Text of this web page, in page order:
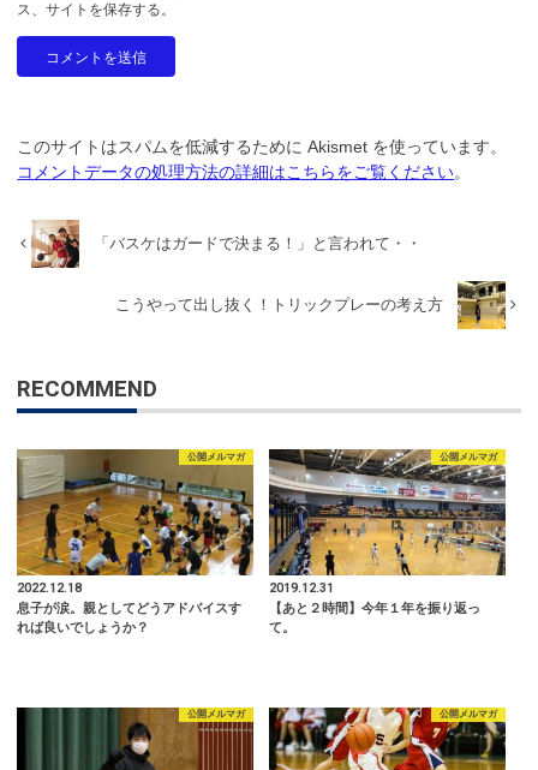
ス、サイトを保存する。
このサイトはスパムを低減するために Akismet を使っています。
コメントデータの処理方法の詳細はこちらをご覧ください。
「バスケはガードで決まる！」と言われて・・
こうやって出し抜く！トリックプレーの考え方
RECOMMEND
公開メルマガ
2022.12.18
息子が涙。親としてどうアドバイスす
れば良いでしょうか？
公開メルマガ
2019.12.31
【あと２時間】今年１年を振り返っ
て。
公開メルマガ 公開メルマガ